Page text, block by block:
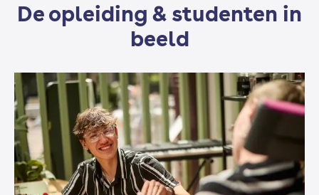
De opleiding & studenten in
beeld